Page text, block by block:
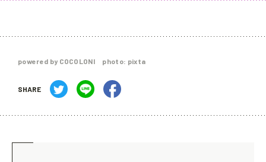
powered by COCOLONI photo: pixta
SHARE